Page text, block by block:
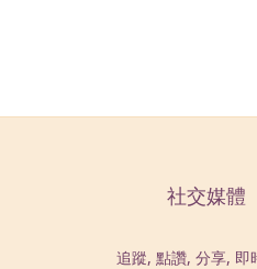
社交媒體
追蹤, 點讚, 分享, 即